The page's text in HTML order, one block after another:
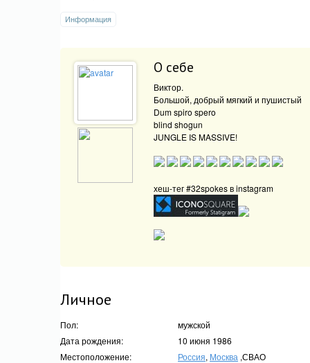
Информация
О себе
Виктор.
Большой, добрый мягкий и пушистый
Dum spiro spero
blind shogun
JUNGLE IS MASSIVE!
хеш-тег #32spokes в instagram
Личное
Пол:
мужской
Дата рождения:
10 июня 1986
Местоположение:
Россия, Москва ,СВАО